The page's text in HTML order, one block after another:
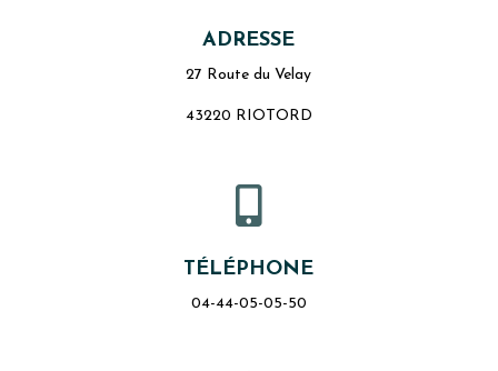
ADRESSE
27 Route du Velay
43220 RIOTORD

TÉLÉPHONE
04-44-05-05-50